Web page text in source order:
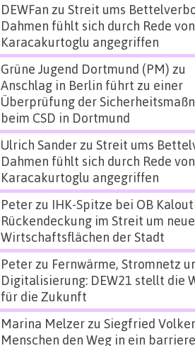
DEWFan zu Streit ums
Dahmen fühlt sich durch Rede von
Karacakurtoglu angegriffen
Grüne Jugend Dortmund (PM) zu
Anschlag in Berlin führt zu einer
Überprüfung der
beim CSD in Dortmund
Ulrich Sanderzu Streit ums
Dahmen fühlt sich durch Rede von
Karacakurtoglu angegriffen
Peterzu IHK-Spitze bei OB
Rückendeckung im Streit um neue
Wirtschaftsflächen der Stadt
Peterzu Fernwärme, Stromnetz
Digitalisierung: DEW21 stellt die
für die Zukunft
Marina Melzerzu Siegfried
Menschen den Weg in ein